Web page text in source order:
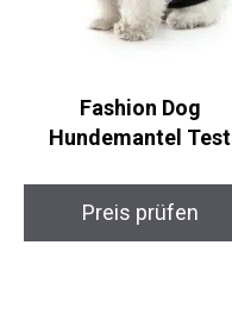
Fashion Dog
Hundemantel Test
Preis prüfen